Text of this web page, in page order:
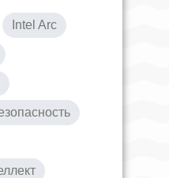
Intel Arc